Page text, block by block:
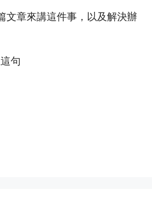
文章來講這件事，以及解決辦
句